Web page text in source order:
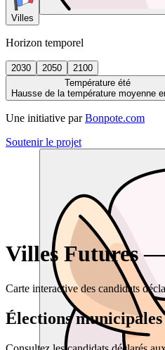
Villes
Horizon temporel
2030 2050
2100
Température été
Hausse de la température moyenne
Une initiative par Bonpote.com
Soutenir le projet
Villes Futures
Carte interactive des candidats
Élections municipales